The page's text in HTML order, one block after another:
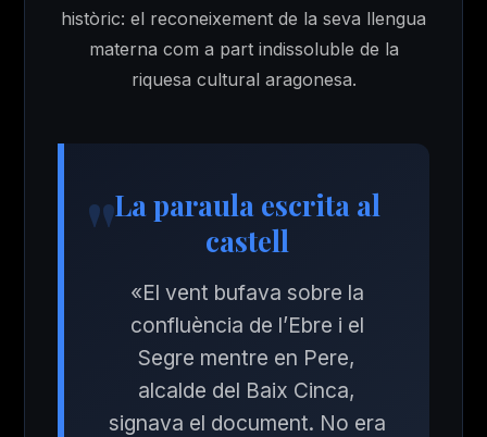
històric: el reconeixement de la seva llengua
materna com a part indissoluble de la
riquesa cultural aragonesa.
La paraula escrita al
castell
«El vent bufava sobre la
confluència de l’Ebre i el
Segre mentre en Pere,
alcalde del Baix Cinca,
signava el document. No era